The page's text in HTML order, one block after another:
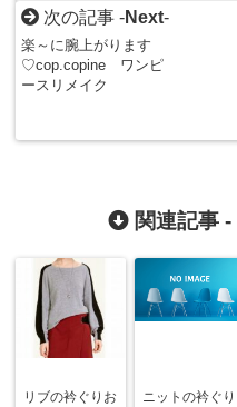
次の記事 -Next-
楽～に腕上がります
♡cop.copine ワンピ
ースリメイク
関連記事 -
リブの衿ぐりお
ニットの衿ぐり